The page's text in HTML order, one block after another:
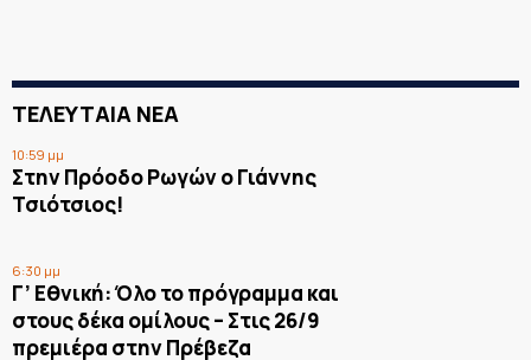
ΤΕΛΕΥΤΑΙΑ ΝΕΑ
10:59 μμ
Στην Πρόοδο Ρωγών ο Γιάννης
Τσιότσιος!
6:30 μμ
Γ’ Εθνική: Όλο το πρόγραμμα και
στους δέκα ομίλους – Στις 26/9
πρεμιέρα στην Πρέβεζα